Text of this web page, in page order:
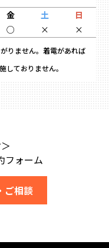
金 土
日
○ × ×
りません。着電があれば
しておりません。
フォーム
ご相談